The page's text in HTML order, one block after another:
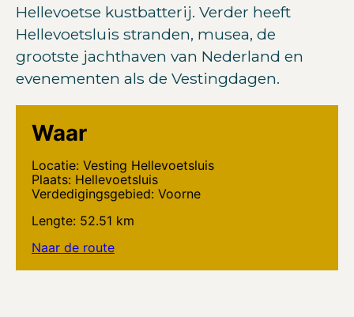
Hellevoetse kustbatterij. Verder heeft
Hellevoetsluis stranden, musea, de
grootste jachthaven van Nederland en
evenementen als de Vestingdagen.
Waar
Locatie: Vesting Hellevoetsluis
Plaats: Hellevoetsluis
Verdedigingsgebied: Voorne
Lengte: 52.51 km
Naar de route